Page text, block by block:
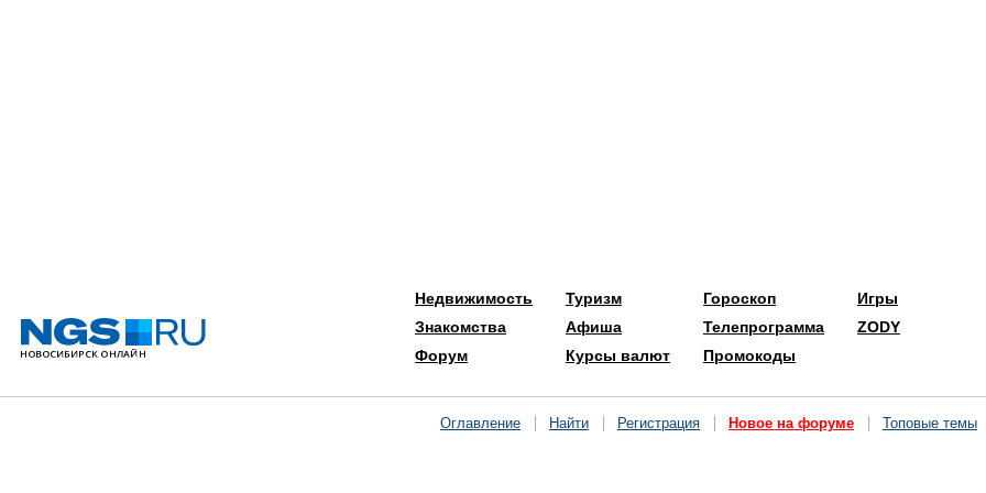
Недвижимость
Знакомства
Форум
Туризм
Афиша
Курсы валют
Гороскоп
Телепрограмма
Промокоды
Игры
ZODY
Оглавление Найти Регистрация Новое на форуме Топовые темы